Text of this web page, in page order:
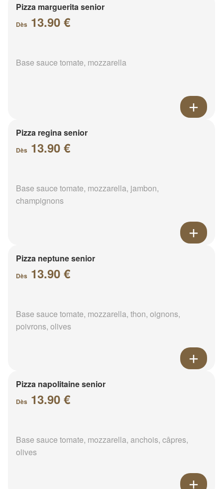
Pizza marguerita senior
Dès 13.90 €
Base sauce tomate, mozzarella
Pizza regina senior
Dès 13.90 €
Base sauce tomate, mozzarella, jambon,
champignons
Pizza neptune senior
Dès 13.90 €
Base sauce tomate, mozzarella, thon, oignons,
poivrons, olives
Pizza napolitaine senior
Dès 13.90 €
Base sauce tomate, mozzarella, anchois, câpres,
olives